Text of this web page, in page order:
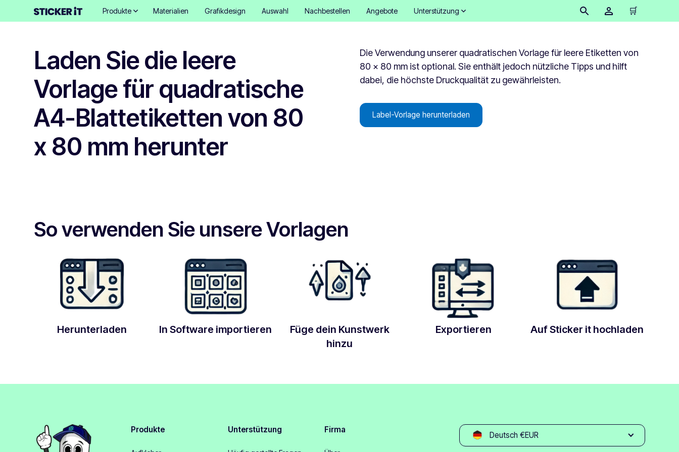
Produkte Materialien Grafikdesign Auswahl Nachbestellen Angebote Unterstützung 🛒
Laden Sie die leere
Vorlage für quadratische
A4-Blattetiketten von 80
x 80 mm herunter
Die Verwendung unserer quadratischen Vorlage für leere Etiketten von
80 x 80 mm ist optional. Sie enthält jedoch nützliche Tipps und hilft
dabei, die höchste Druckqualität zu gewährleisten.
Label-Vorlage herunterladen
So verwenden Sie unsere Vorlagen
Herunterladen In Software importieren
Füge dein Kunstwerk
hinzu
Exportieren Auf Sticker it hochladen
Produkte Unterstützung Firma
Deutsch €EUR